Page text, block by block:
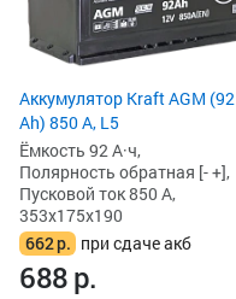
Аккумулятор Kraft AGM (92
Ah) 850 А, L5
Ёмкость 92 А·ч,
Полярность обратная [- +],
Пусковой ток 850 А,
353x175x190
662р. при сдаче акб
688р.